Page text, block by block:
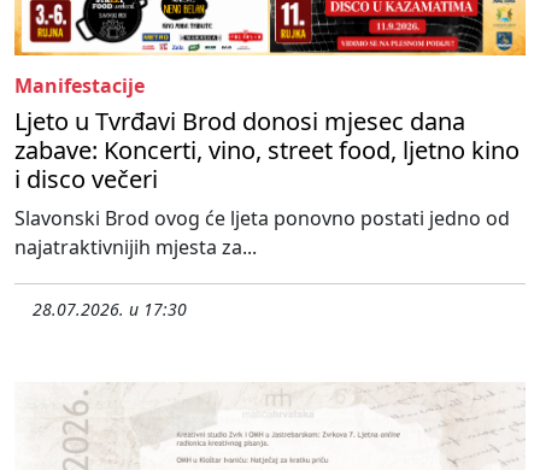
Manifestacije
Ljeto u Tvrđavi Brod donosi mjesec dana
zabave: Koncerti, vino, street food, ljetno kino
i disco večeri
Slavonski Brod ovog će ljeta ponovno postati jedno od
najatraktivnijih mjesta za...
28.07.2026. u 17:30